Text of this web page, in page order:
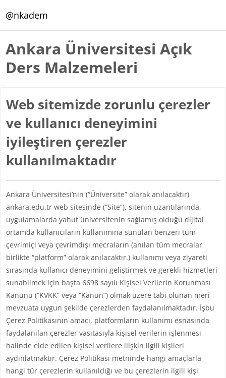
@nkadem
Ankara Üniversitesi Açık
Ders Malzemeleri
Web sitemizde zorunlu çerezler
ve kullanıcı deneyimini
iyileştiren çerezler
kullanılmaktadır
Ankara Üniversitesi’nin (“Üniversite” olarak anılacaktır)
ankara.edu.tr web sitesinde (“Site”), sitenin uzantılarında,
uygulamalarda yahut üniversitenin sağlamış olduğu dijital
ortamda kullanıcıların kullanımına sunulan benzeri tüm
çevrimiçi veya çevrimdışı mecraların (anılan tüm mecralar
birlikte “platform” olarak anılacaktır.) kullanımı veya ziyareti
sırasında kullanıcı deneyimini geliştirmek ve gerekli hizmetleri
sunabilmek için başta 6698 sayılı Kişisel Verilerin Korunması
Kanunu (“KVKK” veya “Kanun”) olmak üzere tabi olunan meri
mevzuata uygun şekilde çerezlerden faydalanılmaktadır. İşbu
Çerez Politikasının amacı, platformların kullanımı esnasında
faydalanılan çerezler vasıtasıyla kişisel verilerin işlenmesi
halinde elde edilen kişisel verilere ilişkin ilgili kişileri
aydınlatmaktır. Çerez Politikası metninde hangi amaçlarla
hangi tür çerezlerin kullanıldığı ve bu çerezlerin ilgili kişi